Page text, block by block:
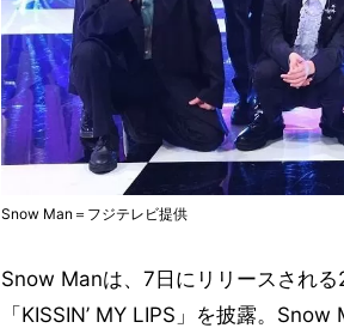
Snow Man＝フジテレビ提供
Snow Manは、7日にリリースされ
「KISSIN’ MY LIPS」を披露。